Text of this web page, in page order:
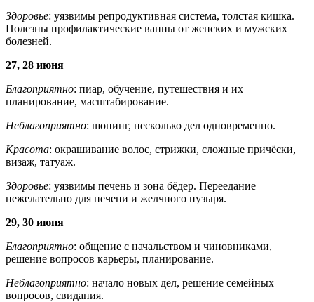
Здоровье: уязвимы репродуктивная система, толстая кишка.
Полезны профилактические ванны от женских и мужских
болезней.
27, 28 июня
Благоприятно: пиар, обучение, путешествия и их
планирование, масштабирование.
Неблагоприятно: шопинг, несколько дел одновременно.
Красота: окрашивание волос, стрижки, сложные причёски,
визаж, татуаж.
Здоровье: уязвимы печень и зона бёдер. Переедание
нежелательно для печени и желчного пузыря.
29, 30 июня
Благоприятно: общение с начальством и чиновниками,
решение вопросов карьеры, планирование.
Неблагоприятно: начало новых дел, решение семейных
вопросов, свидания.